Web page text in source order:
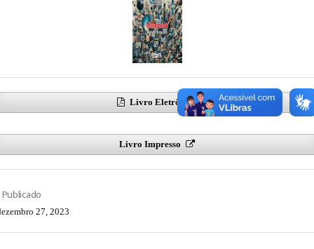
Livro Eletrônico
Livro Impresso
Publicado
27, 2023